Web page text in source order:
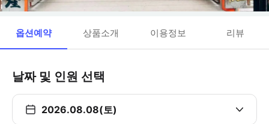
옵션예약 상품소개 이용정보 리뷰
날짜 및 인원 선택
2026.08.08(토)